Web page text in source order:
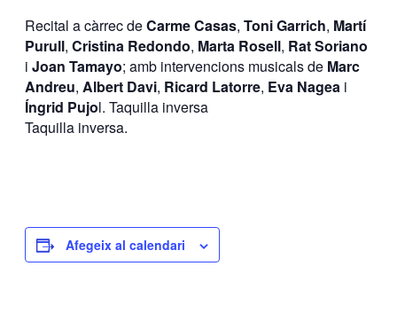
Recital a càrrec deCarme Casas, Toni Garrich, Martí
Purull, Cristina Redondo, Marta Rosell, Rat Soriano
i Joan Tamayo; amb intervencions musicals de Marc
Andreu, Albert Davi, Ricard Latorre, Eva Nagea i
Íngrid Pujol. Taquilla inversa
Taquilla inversa.
Afegeix al calendari